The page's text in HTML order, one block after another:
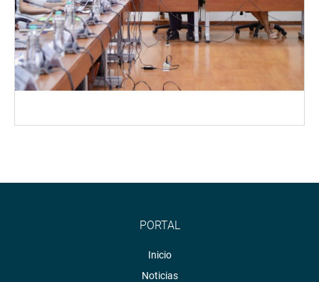
PORTAL
Inicio
Noticias